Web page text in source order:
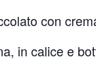
con
in calice e